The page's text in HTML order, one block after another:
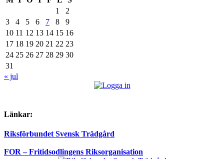
1
2
3
4 5 6 7 8
9
10 11 12 13 14 15 16
17 18 19 20 21 22 23
24 25 26 27 28 29 30
31
« jul
Länkar:
Riksförbundet Svensk Trädgård
FOR – Fritidsodlingens Riksorganisation